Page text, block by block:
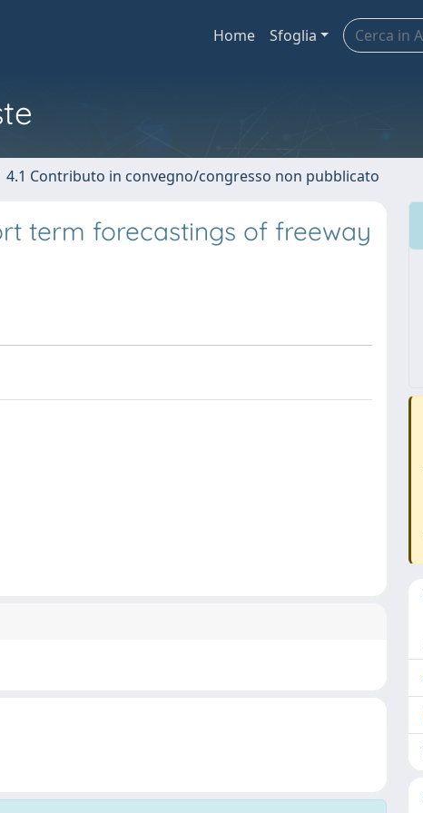
Home Sfoglia
4.1 Contributo in convegno/congresso non pubblicato
term forecastings of freeway